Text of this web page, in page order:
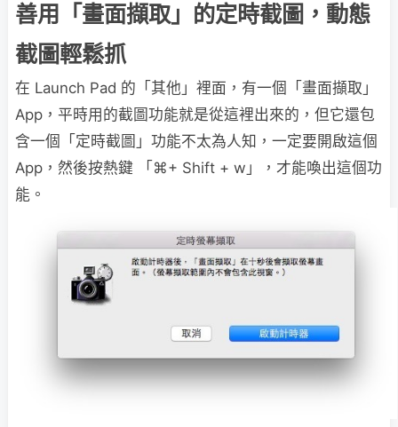
善用「畫面擷取」的定時截圖，動態
截圖輕鬆抓
在 Launch Pad 的「其他」裡面，有一個「畫面擷取」
App，平時用的截圖功能就是從這裡出來的，但它還包
含一個「定時截圖」功能不太為人知，一定要開啟這個
App，然後按熱鍵 「⌘+ Shift + w」，才能喚出這個功
能。